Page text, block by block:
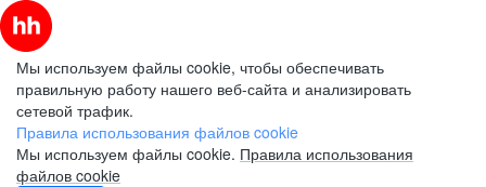
Мы используем файлы cookie, чтобы обеспечивать
правильную работу нашего веб-сайта и анализировать
сетевой трафик.
Правила использования файлов cookie
Мы используем файлы cookie. Правила использования
файлов cookie